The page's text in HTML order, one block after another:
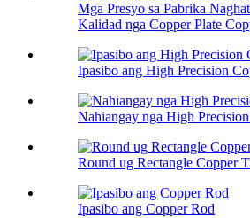
Mga Presyo sa Pabrika
Kalidad nga Copper Plate
Ipasibo ang High Precision
Nahiangay nga High
Round ug Rectangle Copper
Ipasibo ang Copper Rod